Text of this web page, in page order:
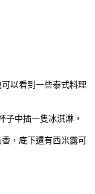
以看到一些泰式料理
子中插一隻冰淇淋，
，底下還有西米露可